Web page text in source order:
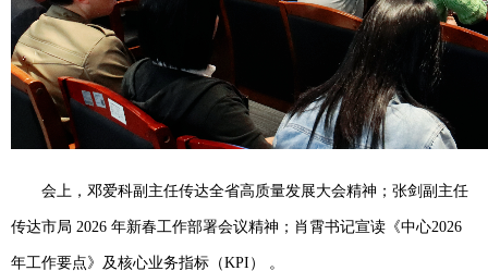
会上，邓爱科副主任传达全省高质量发展大会精神；张剑副主任
传达市局 2026 年新春工作部署会议精神；肖霄书记宣读《中心2026
年工作要点》及核心业务指标（KPI） 。